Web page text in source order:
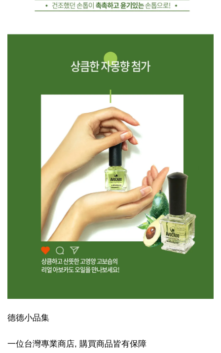
德德小品集
一位台灣專業商店, 購買商品皆有保障